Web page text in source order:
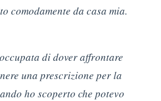
comodamente da casa mia.
di dover affrontare
una prescrizione per la
ho scoperto che potevo